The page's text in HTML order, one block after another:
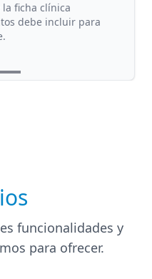
la ficha clínica
debe incluir para
funcionalidades y
para ofrecer.